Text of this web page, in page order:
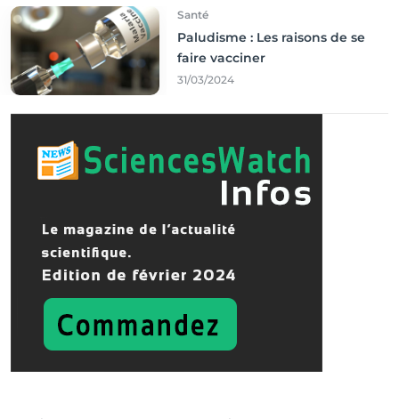
Santé
Paludisme : Les raisons de se
faire vacciner
31/03/2024